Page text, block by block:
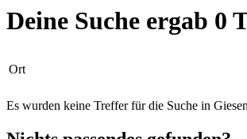
Deine Suche ergab 0
Ort
Es wurden keine Treffer für die Suche in